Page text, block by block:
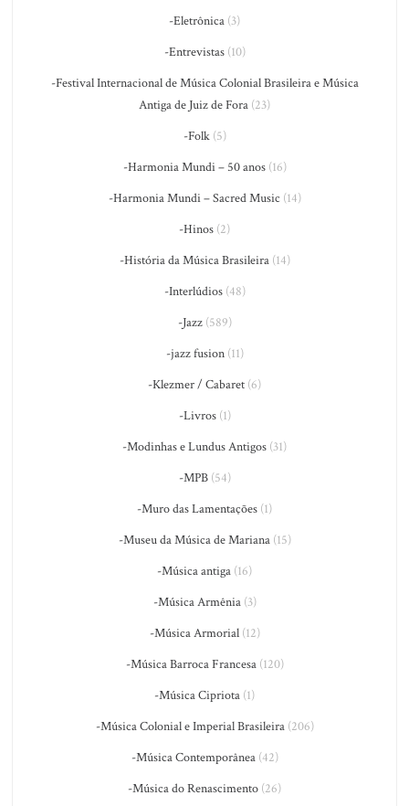
-Eletrônica (3)
-Entrevistas(10)
-Festival Internacional de Música Colonial Brasileira e Música
Antiga de Juiz de Fora (23)
-Folk(5)
-Harmonia Mundi – 50 anos(16)
-Harmonia Mundi – Sacred Music (14)
-Hinos (2)
-História da Música Brasileira(14)
-Interlúdios(48)
-Jazz(589)
-jazz fusion(11)
-Klezmer / Cabaret (6)
-Livros(1)
-Modinhas e Lundus Antigos (31)
-MPB(54)
-Muro das Lamentações (1)
-Museu da Música de Mariana(15)
-Música antiga (16)
-Música Armênia(3)
-Música Armorial(12)
-Música Barroca Francesa(120)
-Música Cipriota (1)
-Música Colonial e Imperial Brasileira(206)
-Música Contemporânea(42)
-Música do Renascimento (26)